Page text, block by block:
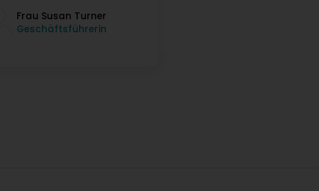
Frau Susan Turner
Geschäftsführerin